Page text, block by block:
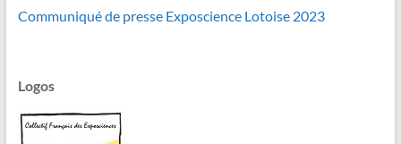
Communiqué de presse Exposcience Lotoise 2023
Logos